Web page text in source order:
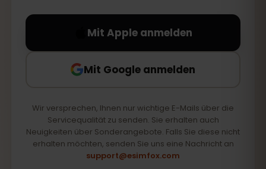
Mit Apple anmelden
Mit Google anmelden
Wir versprechen, Ihnen nur wichtige E-Mails über die
Servicequalität zu senden. Sie erhalten auch
Neuigkeiten über Sonderangebote. Falls Sie diese nicht
erhalten möchten, senden Sie uns eine Nachricht an
support@esimfox.com